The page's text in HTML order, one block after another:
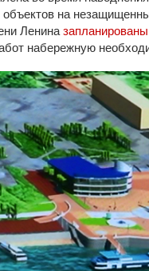
на
Ленина
набережную